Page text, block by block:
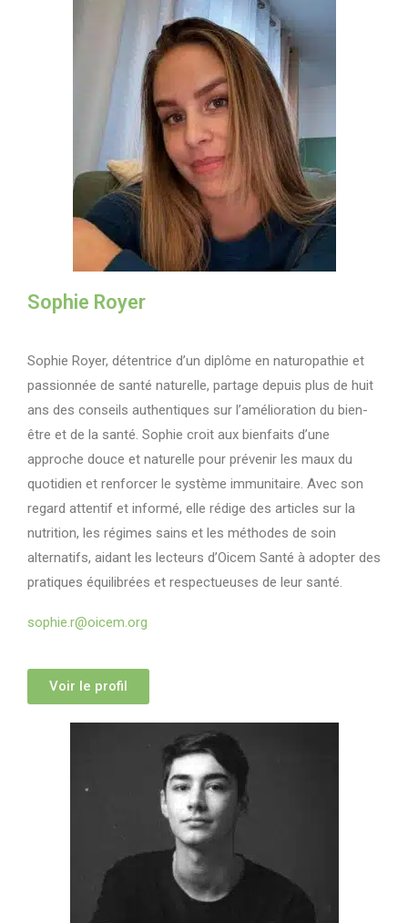
Sophie Royer
Sophie Royer, détentrice d’un diplôme en naturopathie et
passionnée de santé naturelle, partage depuis plus de huit
ans des conseils authentiques sur l’amélioration du bien-
être et de la santé. Sophie croit aux bienfaits d’une
approche douce et naturelle pour prévenir les maux du
quotidien et renforcer le système immunitaire. Avec son
regard attentif et informé, elle rédige des articles sur la
nutrition, les régimes sains et les méthodes de soin
alternatifs, aidant les lecteurs d’Oicem Santé à adopter des
pratiques équilibrées et respectueuses de leur santé.
sophie.r@oicem.org
Voir le profil